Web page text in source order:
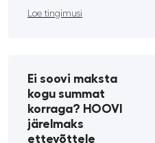
Loe tingimusi
Ei soovi maksta
kogu summat
korraga? HOOVI
järelmaks
ettevõttele